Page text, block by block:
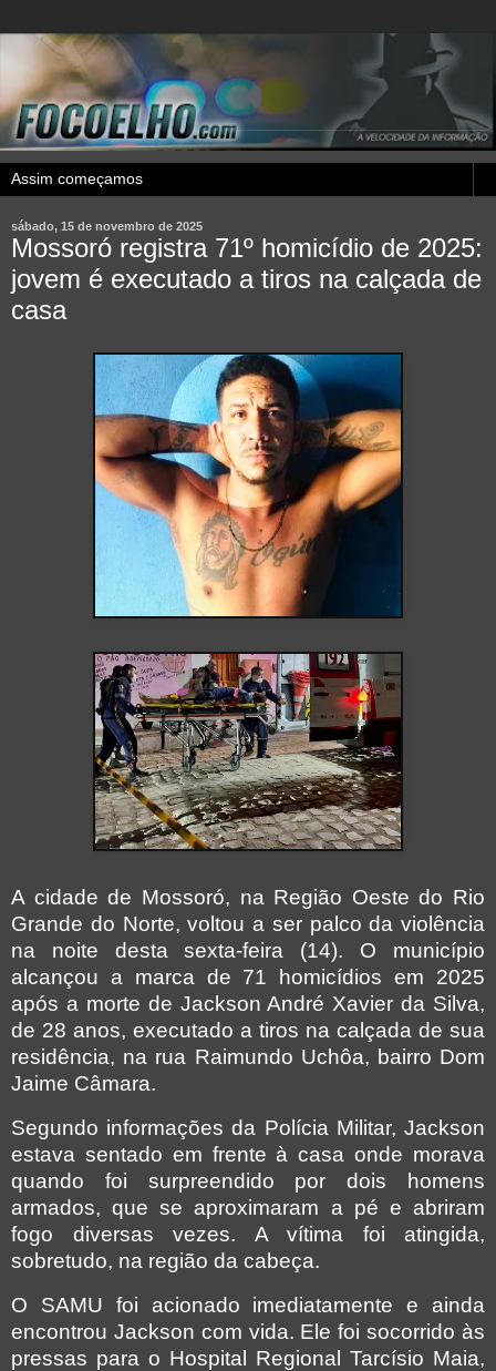
sábado, 15 de novembro de 2025
Mossoró registra 71º homicídio de 2025:
jovem é executado a tiros na calçada de
casa
A cidade de Mossoró, na Região Oeste do Rio
Grande do Norte, voltou a ser palco da violência
na noite desta sexta-feira (14). O município
alcançou a marca de 71 homicídios em 2025
após a morte de Jackson André Xavier da Silva,
de 28 anos, executado a tiros na calçada de sua
residência, na rua Raimundo Uchôa, bairro Dom
Jaime Câmara.
Segundo informações da Polícia Militar, Jackson
estava sentado em frente à casa onde morava
quando foi surpreendido por dois homens
armados, que se aproximaram a pé e abriram
fogo diversas vezes. A vítima foi atingida,
sobretudo, na região da cabeça.
O SAMU foi acionado imediatamente e ainda
encontrou Jackson com vida. Ele foi socorrido às
pressas para o Hospital Regional Tarcísio Maia,